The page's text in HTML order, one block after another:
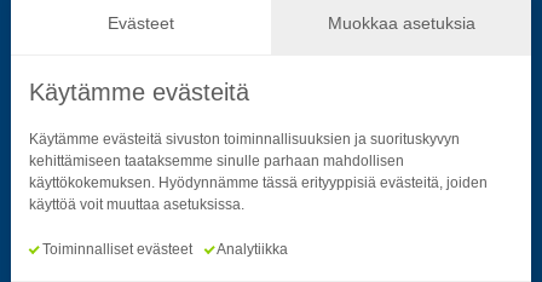
Evästeet Muokkaa asetuksia
Käytämme evästeitä
Käytämme evästeitä sivuston toiminnallisuuksien ja suorituskyvyn
kehittämiseen taataksemme sinulle parhaan mahdollisen
käyttökokemuksen. Hyödynnämme tässä erityyppisiä evästeitä, joiden
käyttöä voit muuttaa asetuksissa.
Toiminnalliset evästeet Analytiikka
Hallinto ja päätöksenteko
Seuraa sosiaalisessa mediassa
Neliön mallinen ikoni, joka kuvastaa f-kirjainta.
Neliön mallinen ikoni, joka kuvastaa f-kirjainta.
Neliön mallinen ikoni, joka kuvastaa
Neliön mallinen ikoni, jonka
Neliön mallinen ikoni,
Neliön mallinen